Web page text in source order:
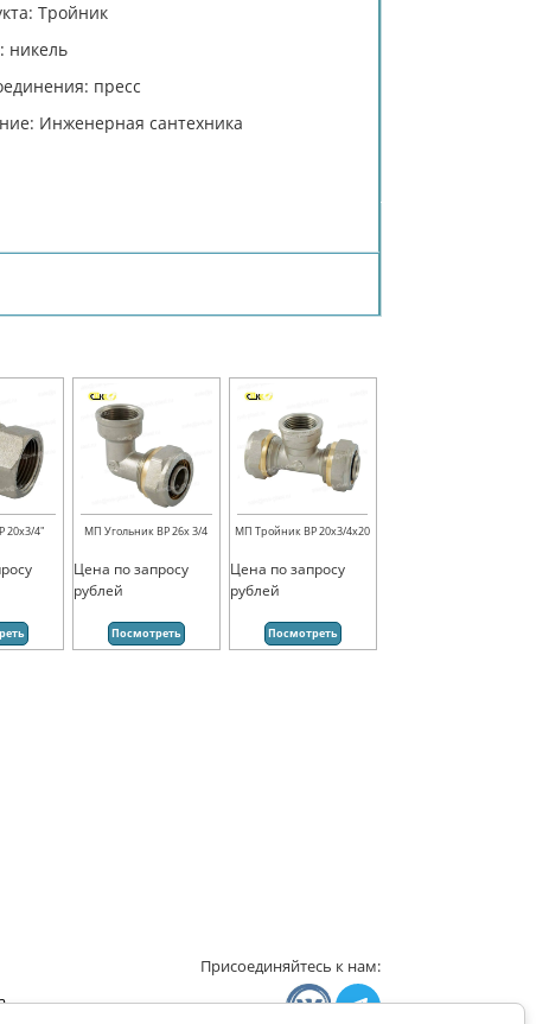
Тройник
никель
пресс
Инженерная сантехника
20х3/4" МП Угольник ВР 26х 3/4
Цена по запросу
рублей
Посмотреть
МП Тройник ВР 20х3/4х20
Цена по запросу
рублей
Посмотреть
Присоединяйтесь к нам: